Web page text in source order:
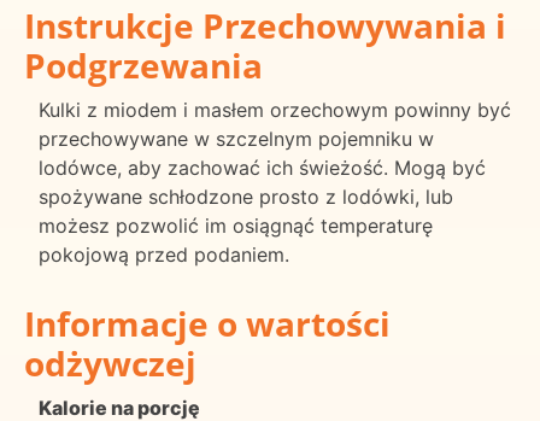
Instrukcje Przechowywania i
Podgrzewania
Kulki z miodem i masłem orzechowym powinny być
przechowywane w szczelnym pojemniku w
lodówce, aby zachować ich świeżość. Mogą być
spożywane schłodzone prosto z lodówki, lub
możesz pozwolić im osiągnąć temperaturę
pokojową przed podaniem.
Informacje o wartości
odżywczej
Kalorie na porcję